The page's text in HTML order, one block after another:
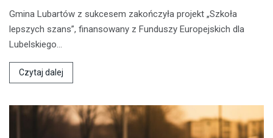
Gmina Lubartów z sukcesem zakończyła projekt „Szkoła
lepszych szans”, finansowany z Funduszy Europejskich dla
Lubelskiego…
Czytaj dalej